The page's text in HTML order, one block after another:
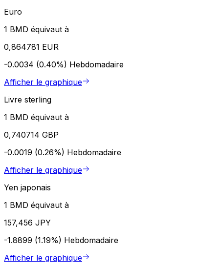
Euro
1 BMD équivaut à
0,864781 EUR
-0.0034 (0.40%) Hebdomadaire
Afficher le graphique
Livre sterling
1 BMD équivaut à
0,740714 GBP
-0.0019 (0.26%) Hebdomadaire
Afficher le graphique
Yen japonais
1 BMD équivaut à
157,456 JPY
-1.8899 (1.19%) Hebdomadaire
Afficher le graphique